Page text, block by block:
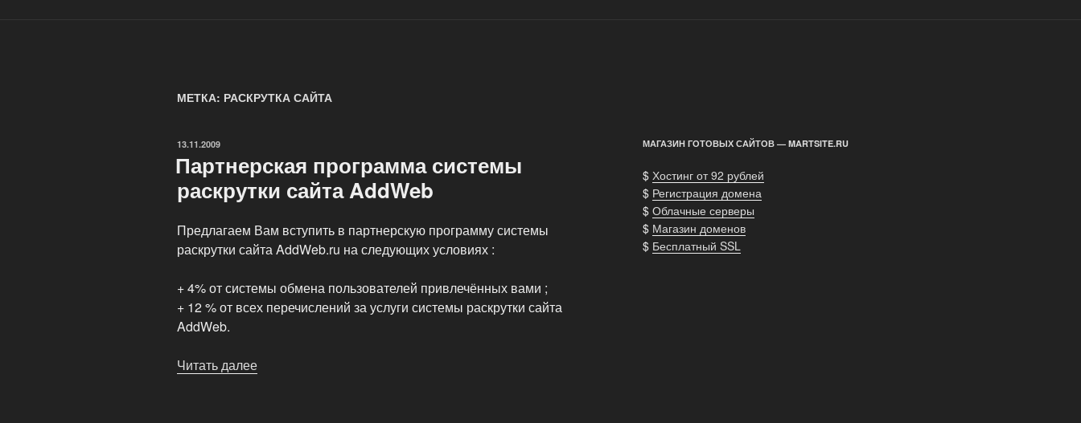
МЕТКА: РАСКРУТКА САЙТА
ОПУБЛИКОВАНО
13.11.2009
Партнерская программа системы
раскрутки сайта AddWeb
Предлагаем Вам вступить в партнерскую программу системы
раскрутки сайта AddWeb.ru на следующих условиях :
+ 4% от системы обмена пользователей привлечённых вами ;
+ 12 % от всех перечислений за услуги системы раскрутки сайта
AddWeb.
Читать далее
МАГАЗИН ГОТОВЫХ САЙТОВ — MARTSITE.RU
$ Хостинг от 92 рублей
$ Регистрация домена
$ Облачные серверы
$ Магазин доменов
$ Бесплатный SSL